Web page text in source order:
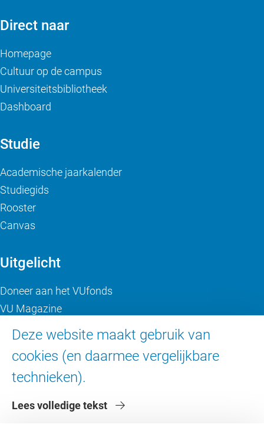
Deze website maakt gebruik van
cookies (en daarmee vergelijkbare
technieken).
Lees volledige tekst
Direct naar
Homepage
Cultuur op de campus
Universiteitsbibliotheek
Dashboard
Studie
Academische jaarkalender
Studiegids
Rooster
Canvas
Uitgelicht
Doneer aan het VUfonds
VU Magazine
Ad Valvas
Over de VU
Contact en route